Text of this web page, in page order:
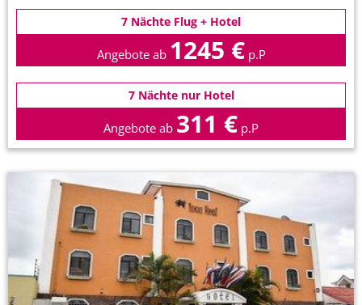
7 Nächte Flug + Hotel
Angebote ab 1245 € p.P
7 Nächte nur Hotel
Angebote ab 311 € p.P